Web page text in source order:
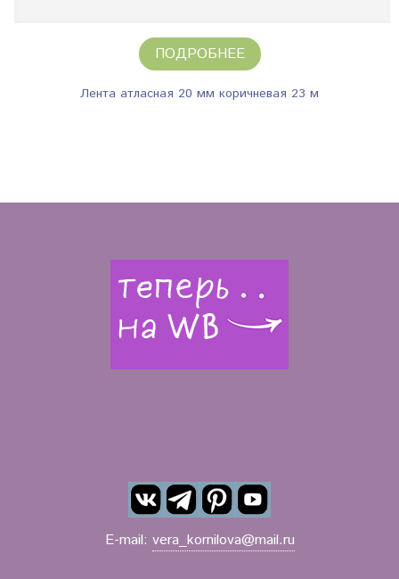
ПОДРОБНЕЕ
Лента атласная 20 мм коричневая 23 м
E-mail: vera_kornilova@mail.ru